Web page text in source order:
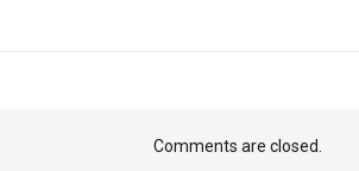
Comments are closed.